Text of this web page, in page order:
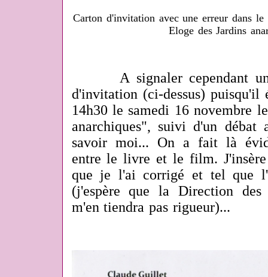
Carton d'invitation avec une erreur dans
Eloge des Jardins
A signaler cependant une
d'invitation (ci-dessus) puisqu'il
14h30 le samedi 16 novembre
anarchiques", suivi d'un débat
savoir moi... On a fait là
entre le livre et le film.
que je l'ai corrigé et tel que
(j'espère que la Direction
m'en tiendra pas rigueur)...